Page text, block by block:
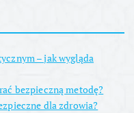
– jak wygląda
bezpieczną metodę?
dla zdrowia?